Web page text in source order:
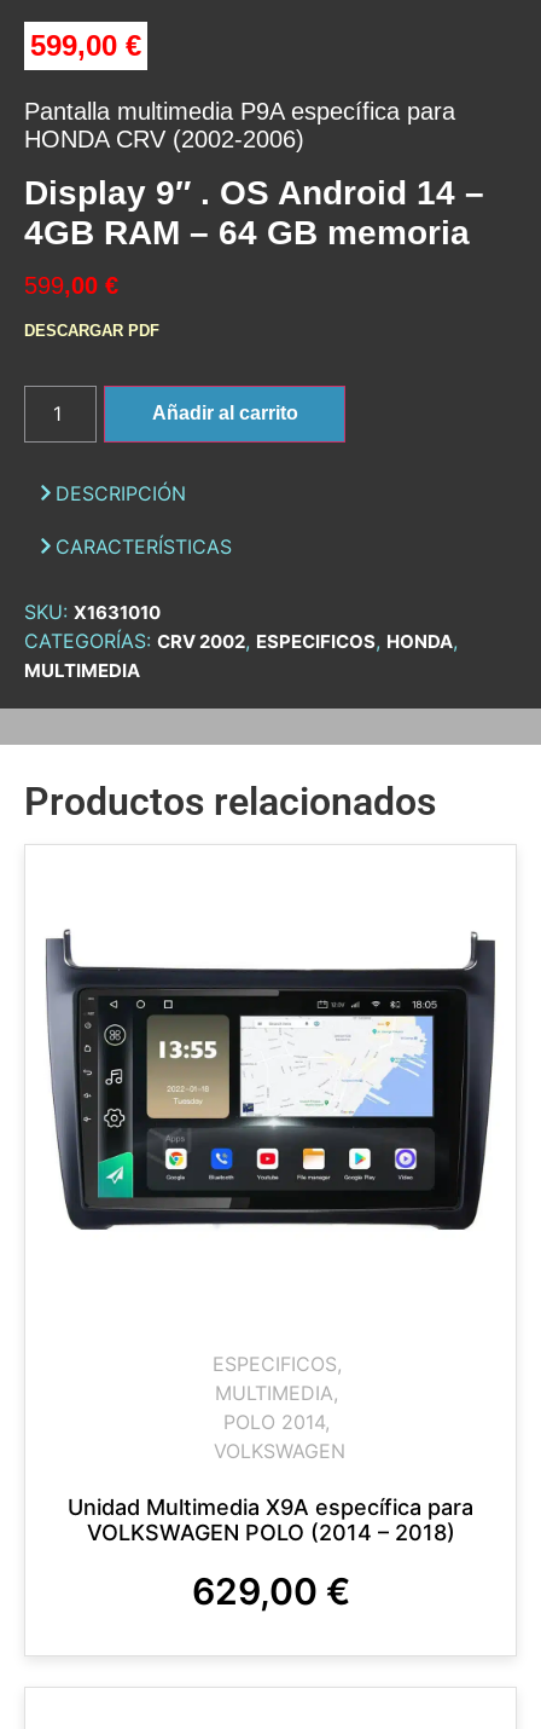
599,00 €
Pantalla multimedia P9A específica para
HONDA CRV (2002-2006)
Display 9″ . OS Android 14 –
4GB RAM – 64 GB memoria
599,00 €
DESCARGAR PDF
Añadir al carrito
DESCRIPCIÓN
CARACTERÍSTICAS
SKU: X1631010
CATEGORÍAS: CRV 2002, ESPECIFICOS, HONDA,
MULTIMEDIA
Productos relacionados
ESPECIFICOS,
MULTIMEDIA,
POLO 2014,
VOLKSWAGEN
Unidad Multimedia X9A específica para
VOLKSWAGEN POLO (2014 – 2018)
629,00 €